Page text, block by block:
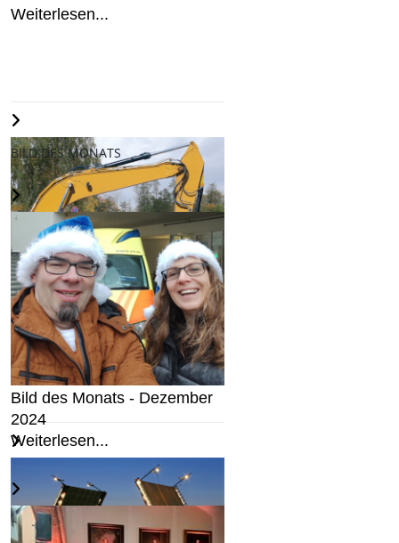
Weiterlesen...
Droht Freibergs
Garagenhöfen der Abriss?
Weiterlesen...
BILD DES MONATS
Bild des Monats - Dezember
2024
Weiterlesen...